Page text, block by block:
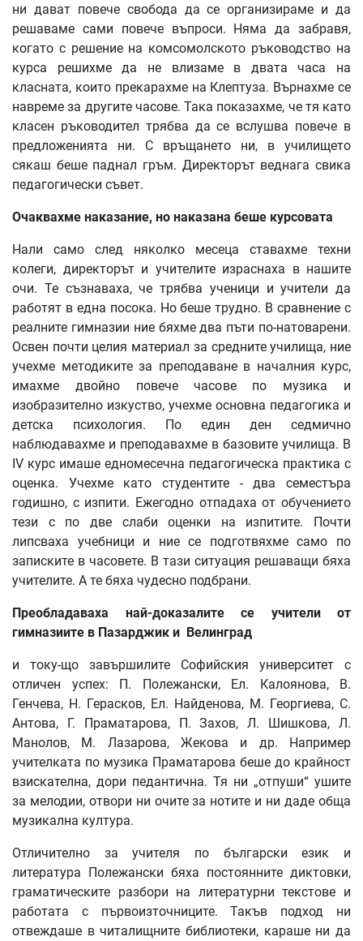
ни дават повече свобода да се организираме и да
решаваме сами повече въпроси. Няма да забравя,
когато с решение на комсомолското ръководство на
курса решихме да не влизаме в двата часа на
класната, които прекарахме на Клептуза. Върнахме се
навреме за другите часове. Така показахме, че тя като
класен ръководител трябва да се вслушва повече в
предложенията ни. С връщането ни, в училището
сякаш беше паднал гръм. Директорът веднага свика
педагогически съвет.
Очаквахме наказание, но наказана беше курсовата
Нали само след няколко месеца ставахме техни
колеги, директорът и учителите израснаха в нашите
очи. Те съзнаваха, че трябва ученици и учители да
работят в една посока. Но беше трудно. В сравнение с
реалните гимназии ние бяхме два пъти по-натоварени.
Освен почти целия материал за средните училища, ние
учехме методиките за преподаване в началния курс,
имахме двойно повече часове по музика и
изобразително изкуство, учехме основна педагогика и
детска психология. По един ден седмично
наблюдавахме и преподавахме в базовите училища. В
IV курс имаше едномесечна педагогическа практика с
оценка. Учехме като студентите - два семестъра
годишно, с изпити. Ежегодно отпадаха от обучението
тези с по две слаби оценки на изпитите. Почти
липсваха учебници и ние се подготвяхме само по
записките в часовете. В тази ситуация решаващи бяха
учителите. А те бяха чудесно подбрани.
Преобладаваха най-доказалите се учители
от
гимназиите в Пазарджик и Велинград
и току-що завършилите Софийския университет с
отличен успех: П. Полежански, Ел. Калоянова, В.
Генчева, Н. Герасков, Ел. Найденова, М. Георгиева, С.
Антова, Г. Праматарова, П. Захов, Л. Шишкова, Л.
Манолов, М. Лазарова, Жекова и др. Например
учителката по музика Праматарова беше до крайност
взискателна, дори педантична. Тя ни „отпуши“ ушите
за мелодии, отвори ни очите за нотите и ни даде обща
музикална култура.
Отличително за учителя по български език и
литература Полежански бяха постоянните диктовки,
граматическите разбори на литературни текстове и
работата с първоизточниците. Такъв подход ни
отвеждаше в читалищните библиотеки, караше ни да